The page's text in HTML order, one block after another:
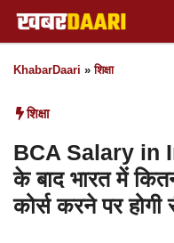
Skip
to
content
KhabarDaari »शिक्षा
शिक्षा
BCA Salary in
के बाद भारत में
कोर्स करने पर